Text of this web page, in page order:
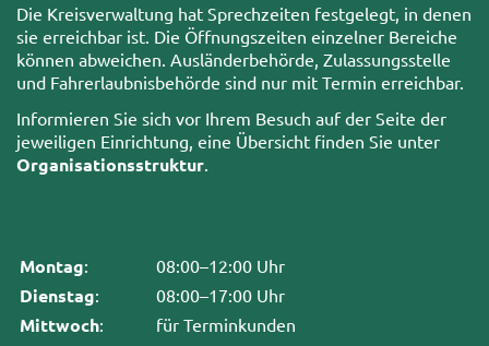
Die Kreisverwaltung hat Sprechzeiten festgelegt, in denen
sie erreichbar ist. Die Öffnungszeiten einzelner Bereiche
können abweichen. Ausländerbehörde, Zulassungsstelle
und Fahrerlaubnisbehörde sind nur mit Termin erreichbar.
Informieren Sie sich vor Ihrem Besuch auf der Seite der
jeweiligen Einrichtung, eine Übersicht finden Sie unter
Organisationsstruktur
Montag: 08:00–12:00 Uhr
Dienstag: 08:00–17:00 Uhr
Mittwoch: für Terminkunden